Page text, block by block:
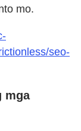
mo.
seo-
mga